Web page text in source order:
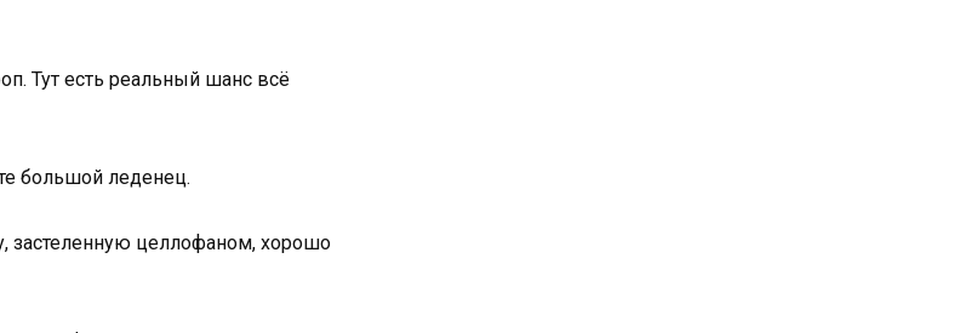
Тут есть реальный шанс всё
большой леденец.
застеленную целлофаном, хорошо